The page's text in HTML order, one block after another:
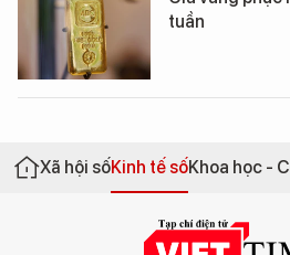
tuần
Xã hội sốKinh tế sốKhoa học -